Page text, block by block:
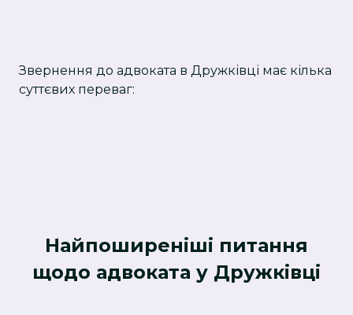
Звернення до адвоката в Дружківці має кілька
суттєвих переваг:
Найпоширеніші питання
щодо адвоката у Дружківці